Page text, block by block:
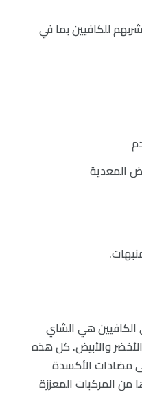
للكافيين بما في
المعدية
الكافيين هي الشاي
والأبيض. كل هذه
مضادات الأكسدة
من المركبات المعززة